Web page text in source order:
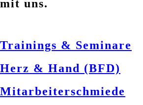
mit uns.
Trainings & Seminare
Herz & Hand (BFD)
Mitarbeiterschmiede